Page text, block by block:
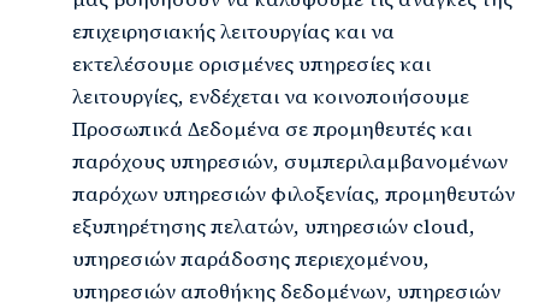
επιχειρησιακής λειτουργίας και να
εκτελέσουμε ορισμένες υπηρεσίες και
λειτουργίες, ενδέχεται να κοινοποιήσουμε
Προσωπικά Δεδομένα σε προμηθευτές και
παρόχους υπηρεσιών, συμπεριλαμβανομένων
παρόχων υπηρεσιών φιλοξενίας, προμηθευτών
εξυπηρέτησης πελατών, υπηρεσιών cloud,
υπηρεσιών παράδοσης περιεχομένου,
υπηρεσιών αποθήκης δεδομένων, υπηρεσιών